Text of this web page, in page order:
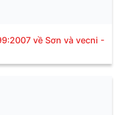
về Sơn và vecni -